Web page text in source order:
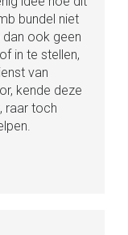
bundel niet
ook geen
in te stellen,
van
kende deze
raar toch